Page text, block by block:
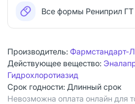
Все формы Рениприл ГТ
Производитель: Фармстандарт-
Действующее вещество:
Гидрохлоротиазид
Срок годности: Длинный срок
Невозможна оплата онлайн для